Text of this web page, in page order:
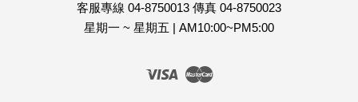
客服專線 04-8750013 傳真 04-8750023
星期一 ~ 星期五 | AM10:00~PM5:00
Visa Master